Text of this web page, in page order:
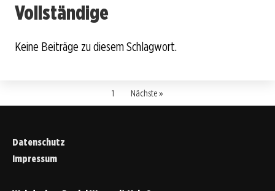
Vollständige
Keine Beiträge zu diesem Schlagwort.
1 Nächste »
Datenschutz
Impressum